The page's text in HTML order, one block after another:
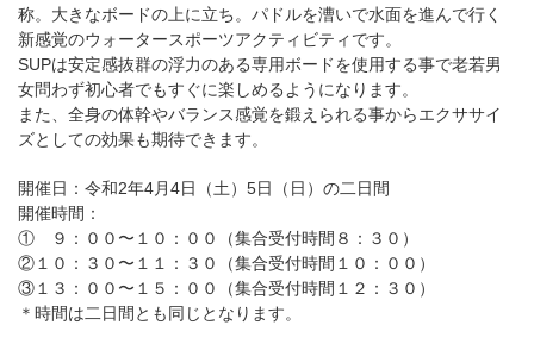
称。大きなボードの上に立ち。パドルを漕いで水面を進んで行く
新感覚のウォータースポーツアクティビティです。
SUPは安定感抜群の浮力のある専用ボードを使用する事で老若男
女問わず初心者でもすぐに楽しめるようになります。
また、全身の体幹やバランス感覚を鍛えられる事からエクササイ
ズとしての効果も期待できます。
開催日：令和2年4月4日（土）5日（日）の二日間
開催時間：
① ９：００〜１０：００（集合受付時間８：３０）
②１０：３０〜１１：３０（集合受付時間１０：００）
③１３：００〜１５：００（集合受付時間１２：３０）
＊時間は二日間とも同じとなります。